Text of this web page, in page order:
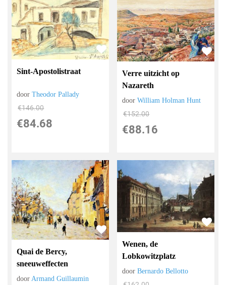
Sint-Apostolistraat
doorTheodor Pallady
€146.00
€84.68
Verre uitzicht op
Nazareth
doorWilliam Holman Hunt
€152.00
€88.16
Quai de Bercy,
sneeuweffecten
doorArmand Guillaumin
Wenen, de
Lobkowitzplatz
doorBernardo Bellotto